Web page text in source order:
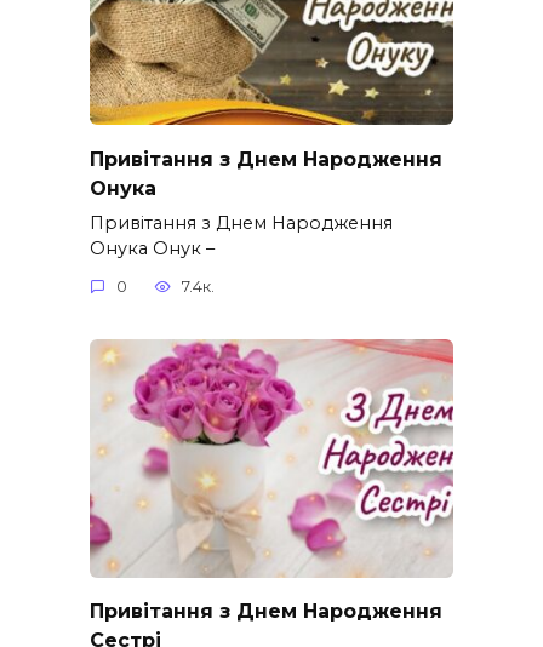
Привітання з Днем Народження
Онука
Привітання з Днем Народження
Онука Онук –
0 7.4к.
Привітання з Днем Народження
Сестрі